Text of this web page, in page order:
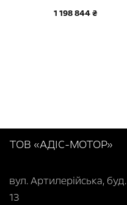
1 198 844 ₴
ТОВ «АДІС-МОТОР»
вул. Артилерійська, буд.
13